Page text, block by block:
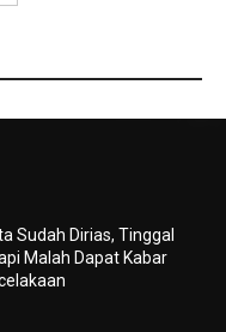
Sudah Dirias, Tinggal
Malah Dapat Kabar